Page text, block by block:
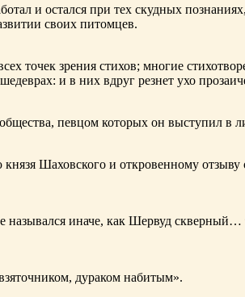
и остался при тех скудных
своих питомцев.
точек зрения стихов; многие
и в них вдруг резнет ухо
певцом которых он выступил в
Шаховского и откровенному отзыву
иначе, как Шервуд
дураком набитым».